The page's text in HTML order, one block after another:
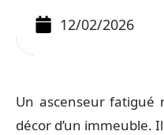
12/02/2026
Un ascenseur fatigué
décor d’un immeuble.